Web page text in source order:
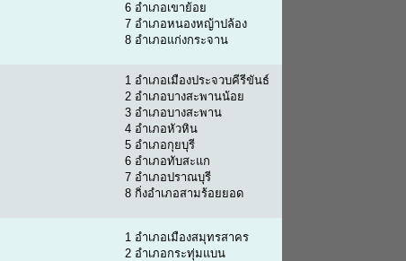
6 อำเภอเขาย้อย
7 อำเภอหนองหญ้าปล้อง
8 อำเภอแก่งกระจาน
1 อำเภอเมืองประจวบคีรีขันธ์
2 อำเภอบางสะพานน้อย
3 อำเภอบางสะพาน
4 อำเภอหัวหิน
5 อำเภอกุยบุรี
6 อำเภอทับสะแก
7 อำเภอปราณบุรี
8 กิ่งอำเภอสามร้อยยอด
1 อำเภอเมืองสมุทรสาคร
2 อำเภอกระทุ่มแบน